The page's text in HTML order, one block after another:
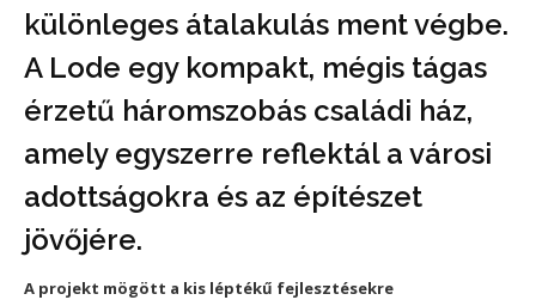
különleges átalakulás ment végbe.
A Lode egy kompakt, mégis tágas
érzetű háromszobás családi ház,
amely egyszerre reflektál a városi
adottságokra és az építészet
jövőjére.
A projekt mögött a kis léptékű fejlesztésekre